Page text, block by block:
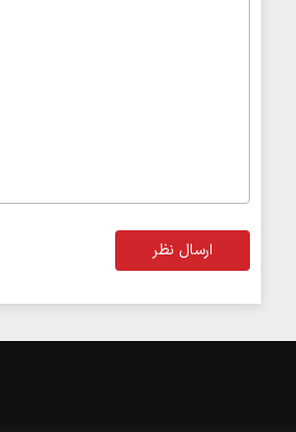
ارسال نظر